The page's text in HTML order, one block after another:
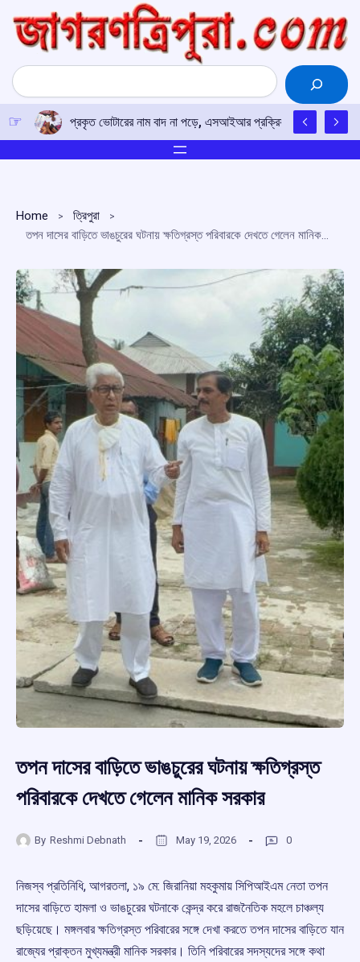
content
Search
প্রকৃত ভোটারের নাম বাদ না পড়ে, এসআইআর প্রক্রিয়ায় সতর্কতার
Home
ত্রিপুরা
তপন দাসের বাড়িতে ভাঙচুরের ঘটনায় ক্ষতিগ্রস্ত পরিবারকে দেখতে গেলেন মানিক সরকার
তপন দাসের বাড়িতে ভাঙচুরের ঘটনায় ক্ষতিগ্রস্ত
পরিবারকে দেখতে গেলেন মানিক সরকার
By Reshmi Debnath May 19, 2026 0
নিজস্ব প্রতিনিধি, আগরতলা, ১৯ মে: জিরানিয়া মহকুমায় সিপিআইএম নেতা তপন
দাসের বাড়িতে হামলা ও ভাঙচুরের ঘটনাকে কেন্দ্র করে রাজনৈতিক মহলে চাঞ্চল্য
ছড়িয়েছে। মঙ্গলবার ক্ষতিগ্রস্ত পরিবারের সঙ্গে দেখা করতে তপন দাসের বাড়িতে যান
রাজ্যের প্রাক্তন মুখ্যমন্ত্রী মানিক সরকার। তিনি পরিবারের সদস্যদের সঙ্গে কথা